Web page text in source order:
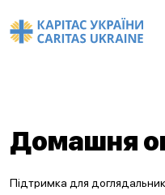
Домашня
Підтримка для